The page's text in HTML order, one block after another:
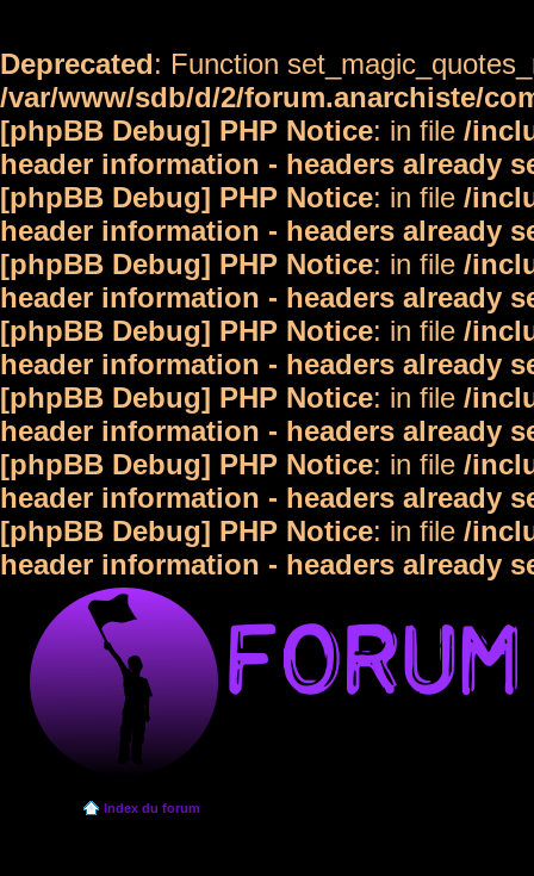
Deprecated: Function
/var/www/sdb/d/2/forum.anarchiste/
[phpBB Debug] PHP Notice: in file /
header information - headers already
[phpBB Debug] PHP Notice: in file /
header information - headers already
[phpBB Debug] PHP Notice: in file /
header information - headers already
[phpBB Debug] PHP Notice: in file /
header information - headers already
[phpBB Debug] PHP Notice: in file /
header information - headers already
[phpBB Debug] PHP Notice: in file /
header information - headers already
[phpBB Debug] PHP Notice: in file /
header information - headers already
Index du forum